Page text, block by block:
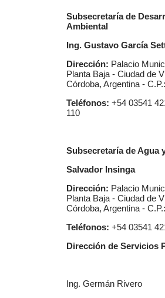
Subsecretaría de
Ambiental
Ing. Gustavo García
Dirección: Palacio
Planta Baja - Ciudad de
Córdoba, Argentina -
Teléfonos:+54 03541
110
Subsecretaría de Agua
Salvador Insinga
Dirección: Palacio
Planta Baja - Ciudad de
Córdoba, Argentina -
Teléfonos:+54 03541
Dirección de Servicios
Ing. Germán Rivero